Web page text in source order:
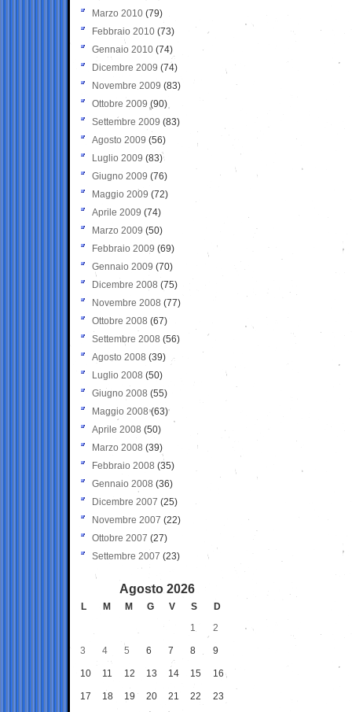
Marzo 2010 (79)
Febbraio 2010 (73)
Gennaio 2010 (74)
Dicembre 2009 (74)
Novembre 2009 (83)
Ottobre 2009 (90)
Settembre 2009 (83)
Agosto 2009 (56)
Luglio 2009 (83)
Giugno 2009 (76)
Maggio 2009 (72)
Aprile 2009 (74)
Marzo 2009 (50)
Febbraio 2009 (69)
Gennaio 2009 (70)
Dicembre 2008 (75)
Novembre 2008 (77)
Ottobre 2008 (67)
Settembre 2008 (56)
Agosto 2008 (39)
Luglio 2008 (50)
Giugno 2008 (55)
Maggio 2008(63)
Aprile 2008 (50)
Marzo 2008 (39)
Febbraio 2008 (35)
Gennaio 2008 (36)
Dicembre 2007 (25)
Novembre 2007 (22)
Ottobre 2007 (27)
Settembre 2007 (23)
Agosto 2026
L M M G V S
D
1
2
3 4 5 6 7 8 9
10 11 12 13 14 15 16
17 18 19 20 21 22 23